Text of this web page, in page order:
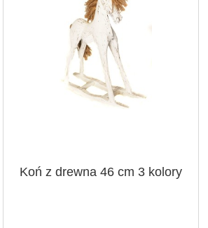
Łapacz snów średnica 22 cm / 11
kolorów
Koń z drewna 46 cm 3 kolory